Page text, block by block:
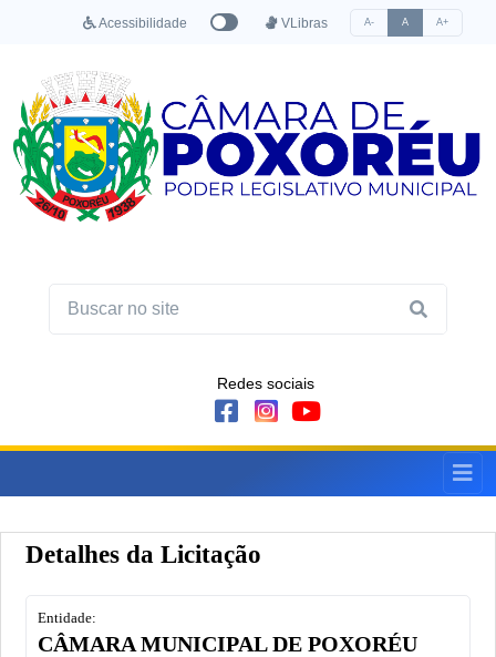
Acessibilidade VLibras A- A A+
Redes sociais
Detalhes da Licitação
Entidade
CÂMARA MUNICIPAL DE POXORÉU